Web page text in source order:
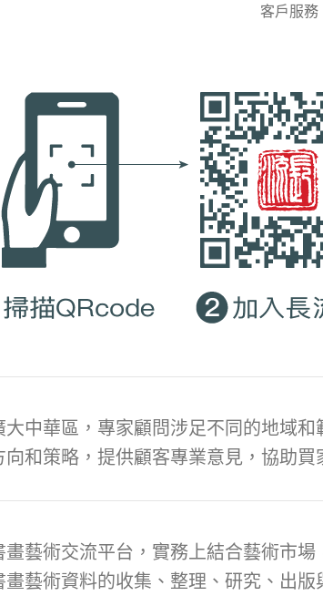
客戶服務
中華區，專家顧問涉足不同的地域
和策略，提供顧客專業意見，協助買
畫藝術交流平台，實務上結合藝術市
藝術資料的收集、整理、研究、出